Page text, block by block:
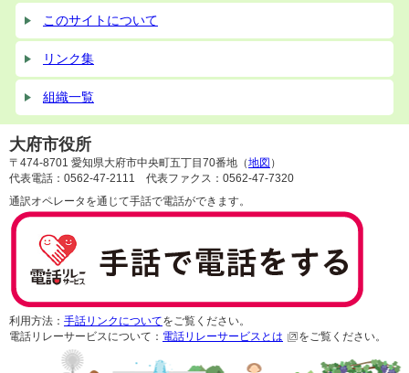
このサイトについて
リンク集
組織一覧
大府市役所
〒474-8701 愛知県大府市中央町五丁目70番地（地図 ）
代表電話：0562-47-2111 代表ファクス：0562-47-7320
通訳オペレータを通じて手話で電話ができます。
利用方法： 手話リンクについてをご覧ください。
電話リレーサービスについて： 電話リレーサービスとは をご覧ください。